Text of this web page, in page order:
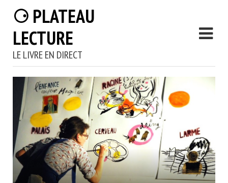
⚆ PLATEAU
LECTURE
LE LIVRE EN DIRECT